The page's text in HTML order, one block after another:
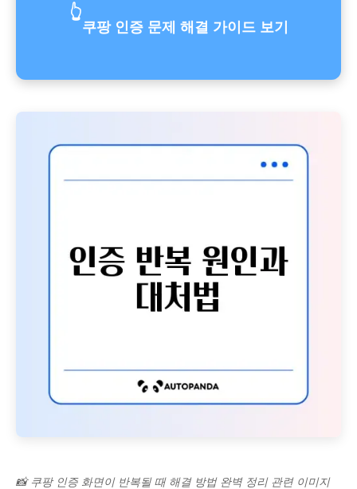
👆
쿠팡 인증 문제 해결 가이드 보기
📸 쿠팡 인증 화면이 반복될 때 해결 방법 완벽 정리 관련 이미지